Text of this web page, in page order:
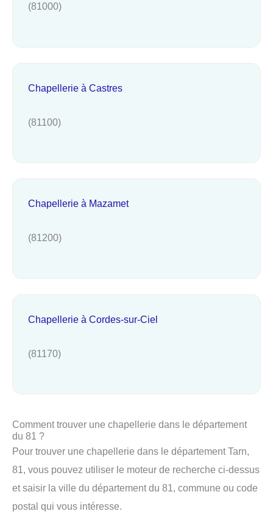
(81000)
Chapellerie à Castres
(81100)
Chapellerie à Mazamet
(81200)
Chapellerie à Cordes-sur-Ciel
(81170)
Comment trouver une chapellerie dans le département
du 81 ?
Pour trouver une chapellerie dans le département Tarn,
81, vous pouvez utiliser le moteur de recherche ci-dessus
et saisir la ville du département du 81, commune ou code
postal qui vous intéresse.